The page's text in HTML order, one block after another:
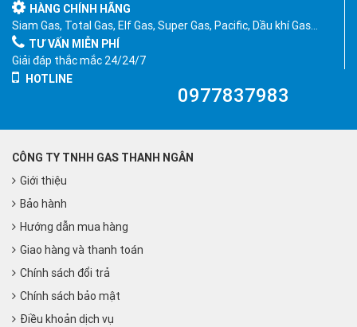
HÀNG CHÍNH HÃNG
Siam Gas, Total Gas, Elf Gas, Super Gas, Pacific, Dầu khí Gas…
TƯ VẤN MIỄN PHÍ
Giải đáp thắc mắc 24/24/7
HOTLINE
0977837983
CÔNG TY TNHH GAS THANH NGÂN
Giới thiệu
Bảo hành
Hướng dẫn mua hàng
Giao hàng và thanh toán
Chính sách đổi trả
Chính sách bảo mật
Điều khoản dịch vụ